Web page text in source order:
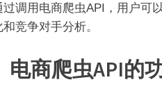
过调用电商爬虫API，用户可
竞争对手分析。
电商爬虫API的